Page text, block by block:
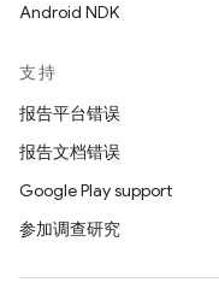
Android NDK
支持
报告平台错误
报告文档错误
Google Play support
参加调查研究